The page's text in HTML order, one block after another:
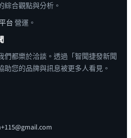
綜合觀點與分析。
台 營運。
們都樂於洽談。透過「智聞捷發新聞
您的品牌與訊息被更多人看見。